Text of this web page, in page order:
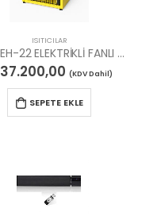
ISITICILAR
MİRA EH-22 ELEKTRİKLİ FANLI ISITICI 380V.
37.200,00 (KDV Dahil)
SEPETE EKLE